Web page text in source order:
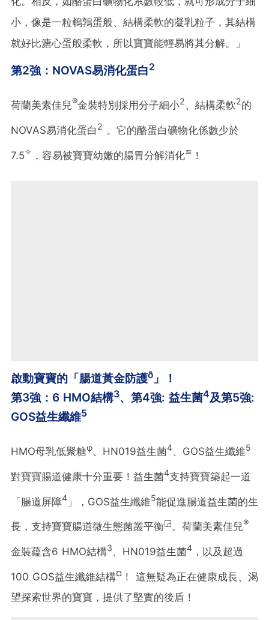
小，像是一粒鵪鶉蛋般、結構柔軟的凝乳粒子，其結構
就好比溏心蛋般柔軟，所以寶寶能輕易將其分解。」
第2強：NOVAS易消化蛋白2
荷蘭美素佳兒®金裝特別採用分子細小2、結構柔軟2的
NOVAS易消化蛋白 2 。它的酪蛋白礦物化係數少於
7.5✧ ，容易被寶寶幼嫩的腸胃分解消化≋ ！
啟動寶寶的「腸道黃金防護ð 」！
第3強：6 HMO結構3、第4強: 益生菌4及第5強:
GOS益生纖維5
HMO母乳低聚糖φ、HN019益生菌4、GOS益生纖維5
對寶寶腸道健康十分重要！益生菌4支持寶寶築起一道
「腸道屏障4 」，GOS益生纖維5能促進腸道益生菌的生
長，支持寶寶腸道微生態菌叢平衡◲。荷蘭美素佳兒®
金裝藴含6 HMO結構3、HN019益生菌4 ，以及超過
100 GOS益生纖維結構¤ ！ 這無疑為正在健康成長、渴
望探索世界的寶寶，提供了堅實的後盾！